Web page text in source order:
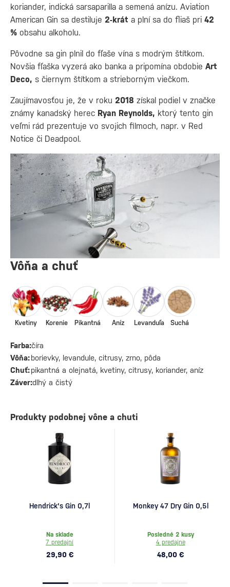
koriander, indická sarsaparilla a semená anízu. Aviation
American Gin sa destiluje 2-krát a plní sa do fliaš pri 42
% obsahu alkoholu.
Pôvodne sa gin plnil do fľaše vína s modrým štítkom.
Novšia fľaška vyzerá ako banka a pripomína obdobie Art
Deco, s čiernym štítkom a strieborným viečkom.
Zaujímavosťou je, že v roku 2018 získal podiel v značke
známy kanadský herec Ryan Reynolds, ktorý tento gin
veľmi rád prezentuje vo svojich filmoch, napr. v Red
Notice či Deadpool.
Vôňa a chuť
Farba:číra
Vôňa:borievky, levandule, citrusy, zrno, pôda
Chuť:pikantná a olejnatá, kvetiny, citrusy, koriander, aníz
Záver:dlhý a čistý
Kvetiny Korenie Pikantná Aníz Levanduľa Suchá
Produkty podobnej vône a chuti
Hendrick's Gin 0,7l
Na sklade
7 predajní
29,90 €
Monkey 47 Dry Gin 0,5l
Posledné 2 kusy
4 predajne
48,00 €